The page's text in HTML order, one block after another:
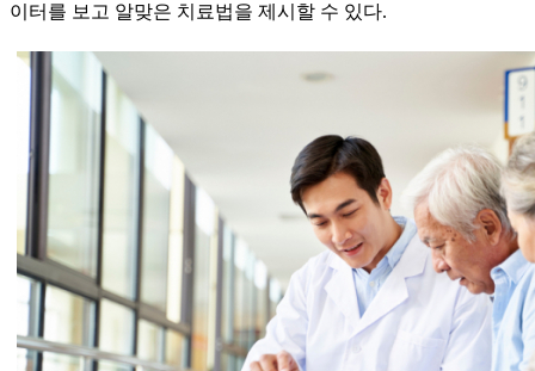
이터를 보고 알맞은 치료법을 제시할 수 있다.